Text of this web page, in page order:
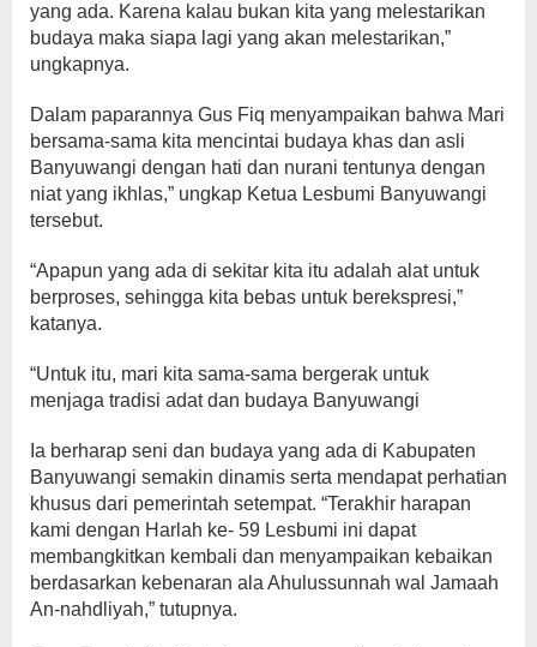
yang ada. Karena kalau bukan kita yang melestarikan
budaya maka siapa lagi yang akan melestarikan,”
ungkapnya.
Dalam paparannya Gus Fiq menyampaikan bahwa Mari
bersama-sama kita mencintai budaya khas dan asli
Banyuwangi dengan hati dan nurani tentunya dengan
niat yang ikhlas,” ungkap Ketua Lesbumi Banyuwangi
tersebut.
“Apapun yang ada di sekitar kita itu adalah alat untuk
berproses, sehingga kita bebas untuk berekspresi,”
katanya.
“Untuk itu, mari kita sama-sama bergerak untuk
menjaga tradisi adat dan budaya Banyuwangi
Ia berharap seni dan budaya yang ada di Kabupaten
Banyuwangi semakin dinamis serta mendapat perhatian
khusus dari pemerintah setempat. “Terakhir harapan
kami dengan Harlah ke- 59 Lesbumi ini dapat
membangkitkan kembali dan menyampaikan kebaikan
berdasarkan kebenaran ala Ahulussunnah wal Jamaah
An-nahdliyah,” tutupnya.